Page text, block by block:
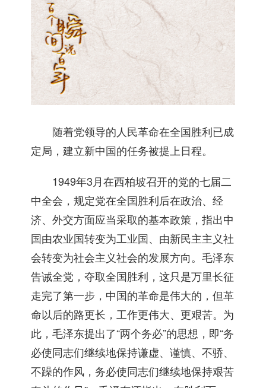
随着党领导的人民革命在全国胜利已成
定局，建立新中国的任务被提上日程。
1949年3月在西柏坡召开的党的七届二
中全会，规定党在全国胜利后在政治、经
济、外交方面应当采取的基本政策，指出中
国由农业国转变为工业国、由新民主主义社
会转变为社会主义社会的发展方向。毛泽东
告诫全党，夺取全国胜利，这只是万里长征
走完了第一步，中国的革命是伟大的，但革
命以后的路更长，工作更伟大、更艰苦。为
此，毛泽东提出了“两个务必”的思想，即“务
必使同志们继续地保持谦虚、谨慎、不骄、
不躁的作风，务必使同志们继续地保持艰苦